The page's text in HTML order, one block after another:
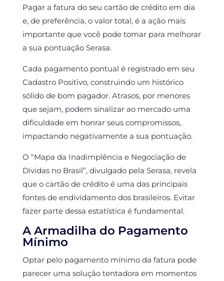
Pagar a fatura do seu cartão de crédito em dia
e, de preferência, o valor total, é a ação mais
importante que você pode tomar para melhorar
a sua pontuação Serasa.
Cada pagamento pontual é registrado em seu
Cadastro Positivo, construindo um histórico
sólido de bom pagador. Atrasos, por menores
que sejam, podem sinalizar ao mercado uma
dificuldade em honrar seus compromissos,
impactando negativamente a sua pontuação.
O “Mapa da Inadimplência e Negociação de
Dívidas no Brasil”, divulgado pela Serasa, revela
que o cartão de crédito é uma das principais
fontes de endividamento dos brasileiros. Evitar
fazer parte dessa estatística é fundamental.
A Armadilha do Pagamento
Mínimo
Optar pelo pagamento mínimo da fatura pode
parecer uma solução tentadora em momentos